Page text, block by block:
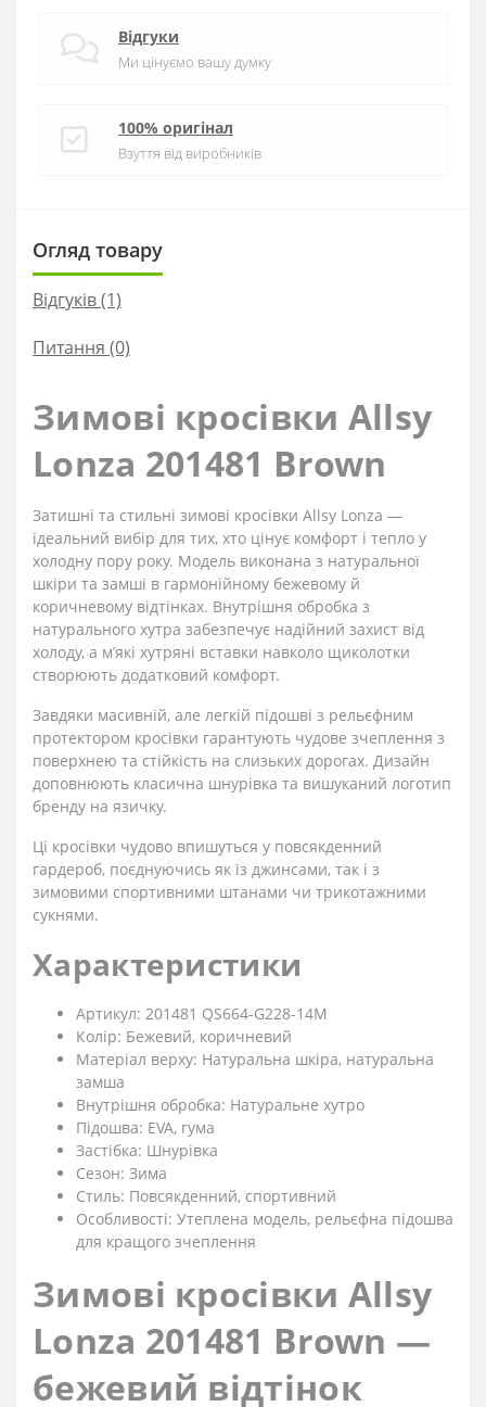
Відгуки
Ми цінуємо вашу думку
100% оригінал
Взуття від виробників
Огляд товару
Відгуків (1)
Питання (0)
Зимові кросівки Allsy
Lonza 201481 Brown
Затишні та стильні зимові кросівки Allsy Lonza —
ідеальний вибір для тих, хто цінує комфорт і тепло у
холодну пору року. Модель виконана з натуральної
шкіри та замші в гармонійному бежевому й
коричневому відтінках. Внутрішня обробка з
натурального хутра забезпечує надійний захист від
холоду, а м’які хутряні вставки навколо щиколотки
створюють додатковий комфорт.
Завдяки масивній, але легкій підошві з рельєфним
протектором кросівки гарантують чудове зчеплення з
поверхнею та стійкість на слизьких дорогах. Дизайн
доповнюють класична шнурівка та вишуканий логотип
бренду на язичку.
Ці кросівки чудово впишуться у повсякденний
гардероб, поєднуючись як із джинсами, так і з
зимовими спортивними штанами чи трикотажними
сукнями.
Характеристики
Артикул: 201481 QS664-G228-14M
Колір: Бежевий, коричневий
Матеріал верху: Натуральна шкіра, натуральна
замша
Внутрішня обробка: Натуральне хутро
Підошва: EVA, гума
Застібка: Шнурівка
Сезон: Зима
Стиль: Повсякденний, спортивний
Особливості: Утеплена модель, рельєфна підошва
для кращого зчеплення
Зимові кросівки Allsy
Lonza 201481 Brown —
бежевий відтінок